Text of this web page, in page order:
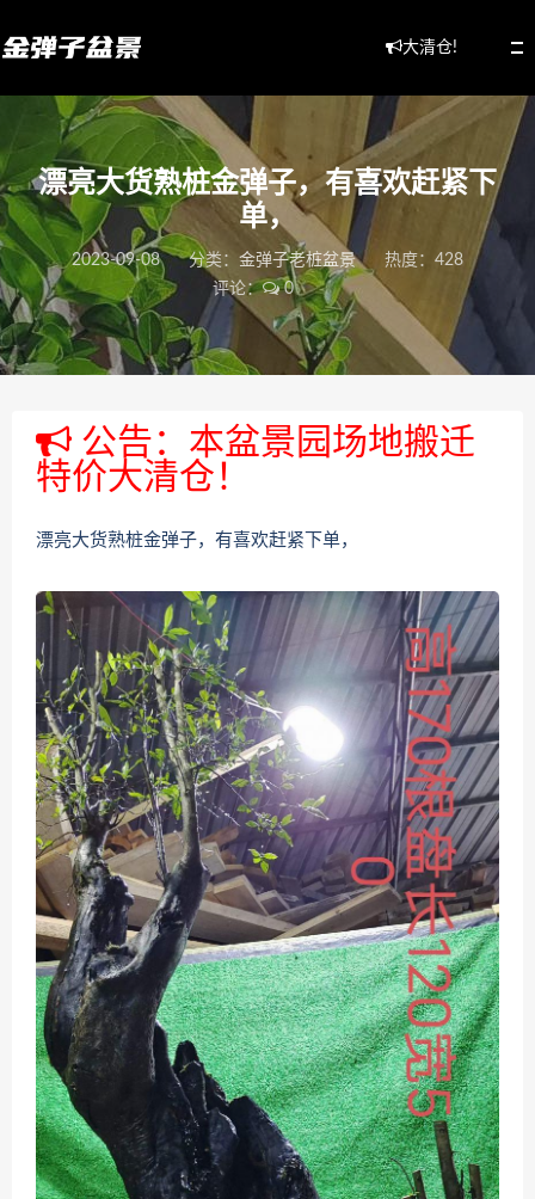
大清仓!
漂亮大货熟桩金弹子，有喜欢赶紧下
单，
2023-09-08 分类： 金弹子老桩盆景
热度：428
评论：
0
公告：本盆景园场地搬迁
特价大清仓！
漂亮大货熟桩金弹子，有喜欢赶紧下单，